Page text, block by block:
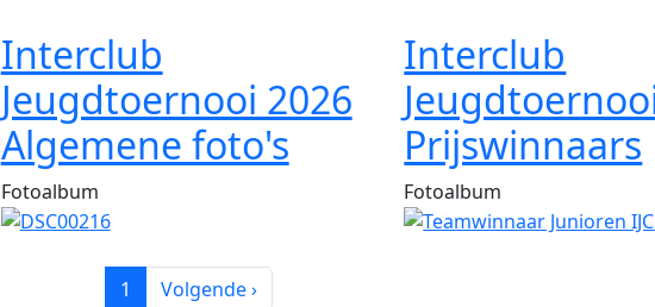
Interclub
Jeugdtoernooi 2026
Algemene foto's
Fotoalbum
Interclub
Prijswinnaars
Fotoalbum
1 Volgende pagina
Volgende ›